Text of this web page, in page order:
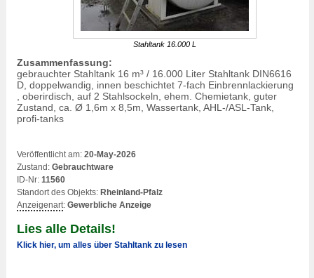
Stahltank 16.000 L
Zusammenfassung:
gebrauchter Stahltank 16 m³ / 16.000 Liter Stahltank DIN6616
D, doppelwandig, innen beschichtet 7-fach Einbrennlackierung
, oberirdisch, auf 2 Stahlsockeln, ehem. Chemietank, guter
Zustand, ca. Ø 1,6m x 8,5m, Wassertank, AHL-/ASL-Tank,
profi-tanks
Veröffentlicht am: 20-May-2026
Zustand: Gebrauchtware
ID-Nr: 11560
Standort des Objekts: Rheinland-Pfalz
Anzeigenart: Gewerbliche Anzeige
Lies alle Details!
Klick hier, um alles über Stahltank zu lesen